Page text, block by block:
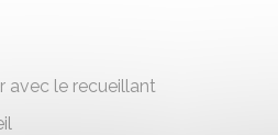
avec le recueillant